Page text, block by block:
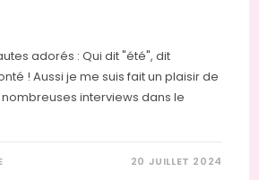
adorés : Qui dit "été", dit
! Aussi je me suis fait un plaisir de
interviews dans le
20 JUILLET 2024